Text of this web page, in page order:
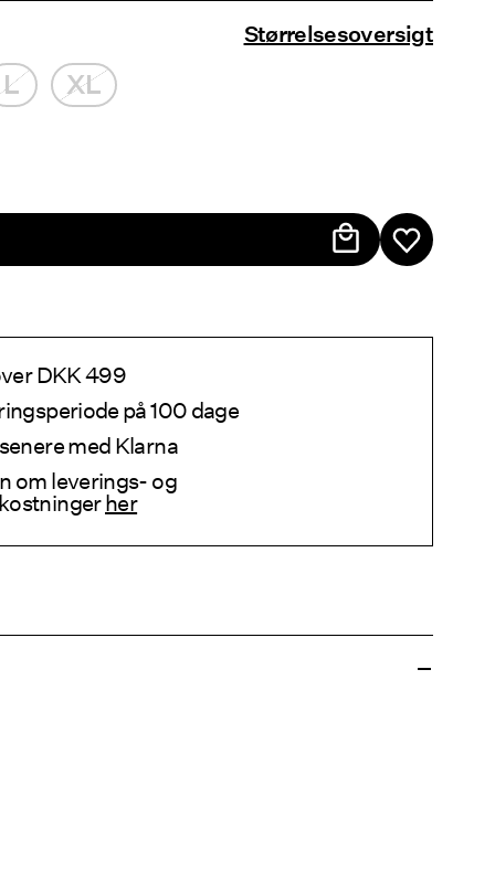
Størrelsesoversigt
L XL
DKK 499
på 100 dage
med Klarna
om leverings- og
her